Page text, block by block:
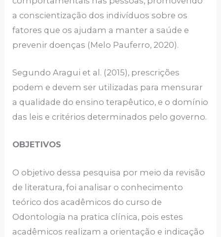
a conscientização dos indivíduos sobre os
fatores que os ajudam a manter a saúde e
prevenir doenças (Melo Pauferro, 2020).
Segundo Aragui et al. (2015), prescrições
podem e devem ser utilizadas para mensurar
a qualidade do ensino terapêutico, e o domínio
das leis e critérios determinados pelo governo.
OBJETIVOS
O objetivo dessa pesquisa por meio da revisão
de literatura, foi analisar o conhecimento
teórico dos acadêmicos do curso de
Odontologia na pratica clínica, pois estes
acadêmicos realizam a orientação e indicação